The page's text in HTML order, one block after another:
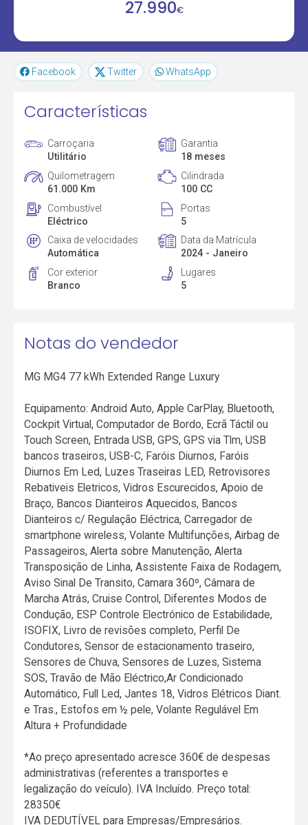
27.990€
Facebook Twitter WhatsApp
Características
Carroçaria
Utilitário
Garantia
18 meses
Quilometragem
61.000 Km
Cilindrada
100 CC
Combustível
Eléctrico
Portas
5
Caixa de velocidades
Automática
Data da Matrícula
2024 - Janeiro
Cor exterior
Branco
Lugares
5
Notas do vendedor
MG MG4 77 kWh Extended Range Luxury
Equipamento: Android Auto, Apple CarPlay, Bluetooth,
Cockpit Virtual, Computador de Bordo, Ecrã Táctil ou
Touch Screen, Entrada USB, GPS, GPS via Tlm, USB
bancos traseiros, USB-C, Faróis Diurnos, Faróis
Diurnos Em Led, Luzes Traseiras LED, Retrovisores
Rebativeis Eletricos, Vidros Escurecidos, Apoio de
Braço, Bancos Dianteiros Aquecidos, Bancos
Dianteiros c/ Regulação Eléctrica, Carregador de
smartphone wireless, Volante Multifunções, Airbag de
Passageiros, Alerta sobre Manutenção, Alerta
Transposição de Linha, Assistente Faixa de Rodagem,
Aviso Sinal De Transito, Camara 360º, Câmara de
Marcha Atrás, Cruise Control, Diferentes Modos de
Condução, ESP Controle Electrónico de Estabilidade,
ISOFIX, Livro de revisões completo, Perfil De
Condutores, Sensor de estacionamento traseiro,
Sensores de Chuva, Sensores de Luzes, Sistema
SOS, Travão de Mão Eléctrico,Ar Condicionado
Automático, Full Led, Jantes 18, Vidros Elétricos Diant.
e Tras., Estofos em ½ pele, Volante Regulável Em
Altura + Profundidade
*Ao preço apresentado acresce 360€ de despesas
administrativas (referentes a transportes e
legalização do veículo). IVA Incluído. Preço total:
28350€
IVA DEDUTÍVEL para Empresas/Empresários.